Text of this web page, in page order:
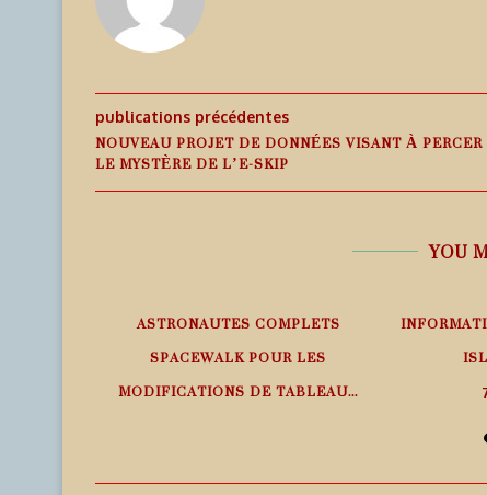
publications précédentes
NOUVEAU PROJET DE DONNÉES VISANT À PERCER
LE MYSTÈRE DE L’E-SKIP
YOU
ASTRONAUTES COMPLETS
SPACEWALK POUR LES
MODIFICATIONS DE TABLEAU...